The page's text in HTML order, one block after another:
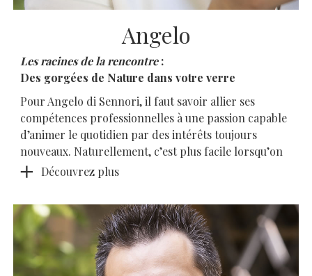
Angelo
Les racines de la rencontre:
Des gorgées de Nature dans votre verre
Pour Angelo di Sennori, il faut savoir allier ses
compétences professionnelles à une passion capable
d’animer le quotidien par des intérêts toujours
nouveaux. Naturellement, c’est plus facile lorsqu’on
Découvrez plus